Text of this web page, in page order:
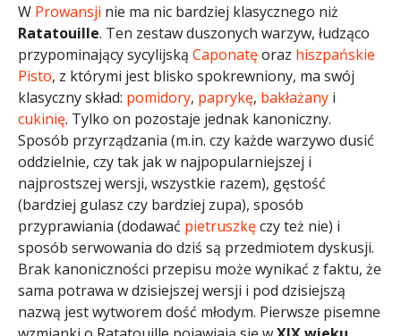
W Prowansji nie ma nic bardziej klasycznego niż
Ratatouille. Ten zestaw duszonych warzyw, łudząco
przypominający sycylijską Caponatęoraz hiszpańskie
Pisto, z którymi jest blisko spokrewniony, ma swój
klasyczny skład: pomidory, paprykę, bakłażany i
cukinię. Tylko on pozostaje jednak kanoniczny.
Sposób przyrządzania (m.in. czy każde warzywo dusić
oddzielnie, czy tak jak w najpopularniejszej i
najprostszej wersji, wszystkie razem), gęstość
(bardziej gulasz czy bardziej zupa), sposób
przyprawiania (dodawać pietruszkęczy też nie) i
sposób serwowania do dziś są przedmiotem dyskusji.
Brak kanoniczności przepisu może wynikać z faktu, że
sama potrawa w dzisiejszej wersji i pod dzisiejszą
nazwą jest wytworem dość młodym. Pierwsze pisemne